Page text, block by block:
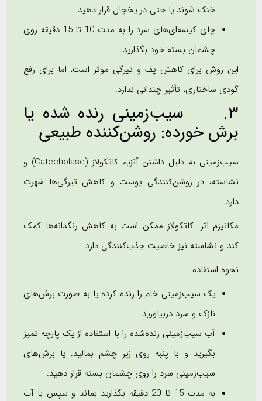
خنک شوند یا حتی در یخچال قرار دهید.
چای کیسه‌ای‌های سرد را به مدت 10 تا 15 دقیقه روی
چشمان بسته خود بگذارید.
این روش برای کاهش پف و تیرگی موثر است، اما برای رفع
گودی ساختاری، تأثیر چندانی ندارد.
3. سیب‌زمینی رنده شده یا
برش خورده: روشن‌کننده طبیعی
سیب‌زمینی به دلیل داشتن آنزیم کاتکولاز (Catecholase) و
نشاسته، در روشن‌کنندگی پوست و کاهش تیرگی‌ها شهرت
دارد.
مکانیزم اثر: کاتکولاز ممکن است به کاهش رنگدانه‌ها کمک
کند و نشاسته نیز خاصیت جذب‌کنندگی دارد.
نحوه استفاده:
یک سیب‌زمینی خام را رنده کرده یا به صورت برش‌های
نازک و سرد دربیاورید.
آب سیب‌زمینی رنده‌شده را با استفاده از یک پارچه تمیز
بگیرید و با پنبه روی زیر چشم بمالید. یا برش‌های
سیب‌زمینی سرد را روی چشمان بسته قرار دهید.
به مدت 15 تا 20 دقیقه بگذارید بماند و سپس با آب